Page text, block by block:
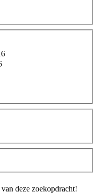
deze zoekopdracht!